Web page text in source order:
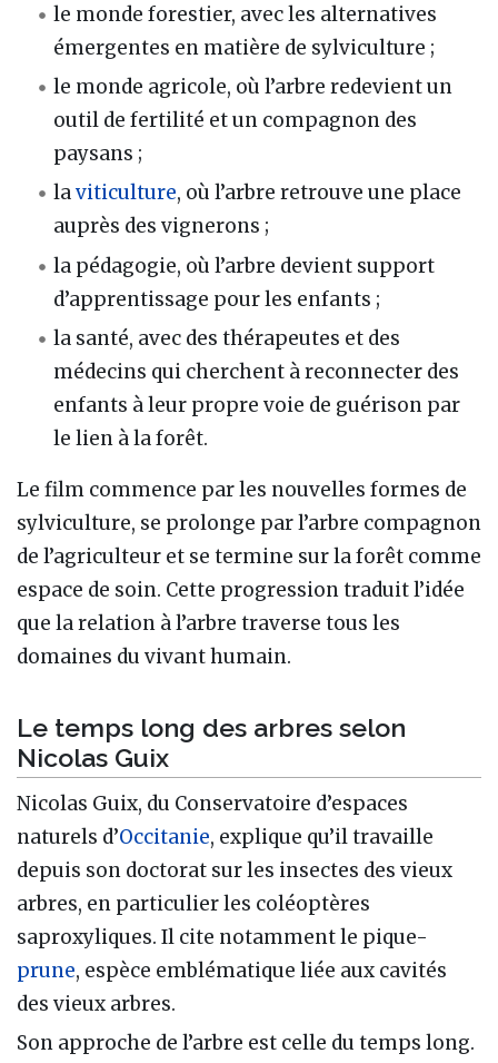
le monde forestier, avec les alternatives
émergentes en matière de sylviculture ;
le monde agricole, où l’arbre redevient un
outil de fertilité et un compagnon des
paysans ;
laviticulture, où l’arbre retrouve une place
auprès des vignerons ;
la pédagogie, où l’arbre devient support
d’apprentissage pour les enfants ;
la santé, avec des thérapeutes et des
médecins qui cherchent à reconnecter des
enfants à leur propre voie de guérison par
le lien à la forêt.
Le film commence par les nouvelles formes de
sylviculture, se prolonge par l’arbre compagnon
de l’agriculteur et se termine sur la forêt comme
espace de soin. Cette progression traduit l’idée
que la relation à l’arbre traverse tous les
domaines du vivant humain.
Le temps long des arbres selon
Nicolas Guix
Nicolas Guix, du Conservatoire d’espaces
naturels d’Occitanie, explique qu’il travaille
depuis son doctorat sur les insectes des vieux
arbres, en particulier les coléoptères
saproxyliques. Il cite notamment le pique-
prune, espèce emblématique liée aux cavités
des vieux arbres.
Son approche de l’arbre est celle du temps long.